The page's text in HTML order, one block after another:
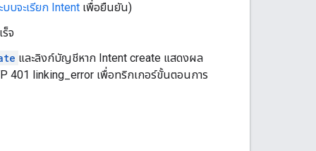
บบจะเรียก Intent เพื่อยืนยัน)
จ
และลิงก์บัญชีหาก Intent create แสดงผล
401 linking_error เพื่อทริกเกอร์ขั้นตอนการ